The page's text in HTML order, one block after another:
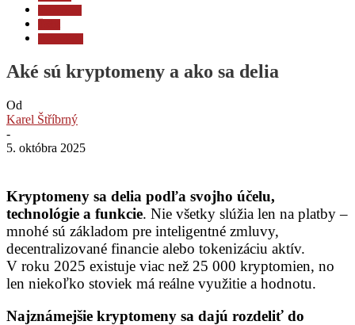
Aké sú kryptomeny a ako sa delia
Od
Karel Štříbrný
-
5. októbra 2025
Kryptomeny sa delia podľa svojho účelu,
technológie a funkcie. Nie všetky slúžia len na platby –
mnohé sú základom pre inteligentné zmluvy,
decentralizované financie alebo tokenizáciu aktív.
V roku 2025 existuje viac než 25 000 kryptomien, no
len niekoľko stoviek má reálne využitie a hodnotu.
Najznámejšie kryptomeny sa dajú rozdeliť do